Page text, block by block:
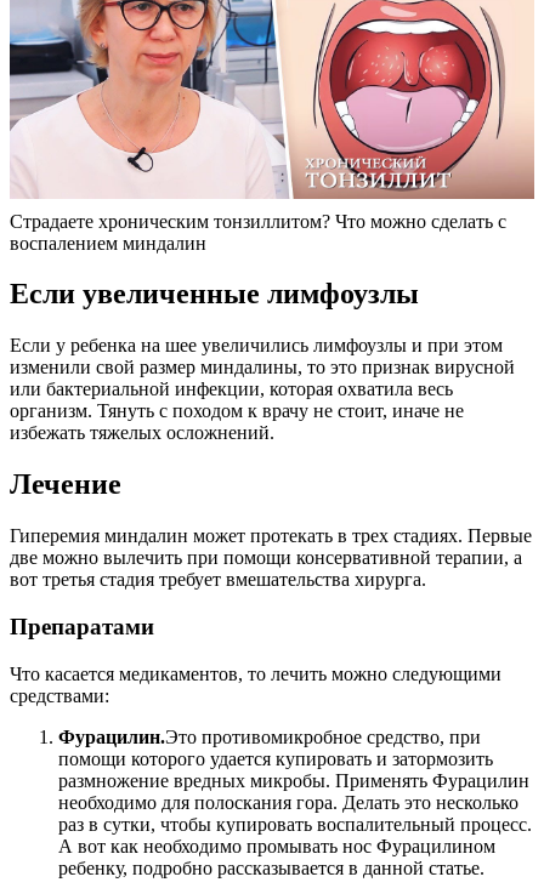
Страдаете хроническим тонзиллитом? Что можно сделать с
воспалением миндалин
Если увеличенные лимфоузлы
Если у ребенка на шее увеличились лимфоузлы и при этом
изменили свой размер миндалины, то это признак вирусной
или бактериальной инфекции, которая охватила весь
организм. Тянуть с походом к врачу не стоит, иначе не
избежать тяжелых осложнений.
Лечение
Гиперемия миндалин может протекать в трех стадиях. Первые
две можно вылечить при помощи консервативной терапии, а
вот третья стадия требует вмешательства хирурга.
Препаратами
Что касается медикаментов, то лечить можно следующими
средствами:
Фурацилин.Это противомикробное средство, при
помощи которого удается купировать и затормозить
размножение вредных микробы. Применять Фурацилин
необходимо для полоскания гора. Делать это несколько
раз в сутки, чтобы купировать воспалительный процесс.
А вот как необходимо промывать нос Фурацилином
ребенку, подробно рассказывается в данной статье.